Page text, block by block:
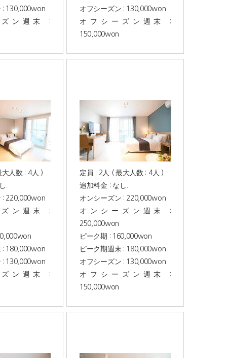
: 130,000won
ン週末 :
オフシーズン : 130,000won
オフシーズン週末 :
150,000won
人数 : 4人 )
.
: 220,000won
ン週末 :
: 180,000won
: 130,000won
ン週末 :
定員 : 2人 ( 最大人数 : 4人 )
追加料金 : なし.
オンシーズン : 220,000won
オンシーズン週末 :
250,000won
ピーク期 : 160,000won
ピーク期週末 : 180,000won
オフシーズン : 130,000won
オフシーズン週末 :
150,000won